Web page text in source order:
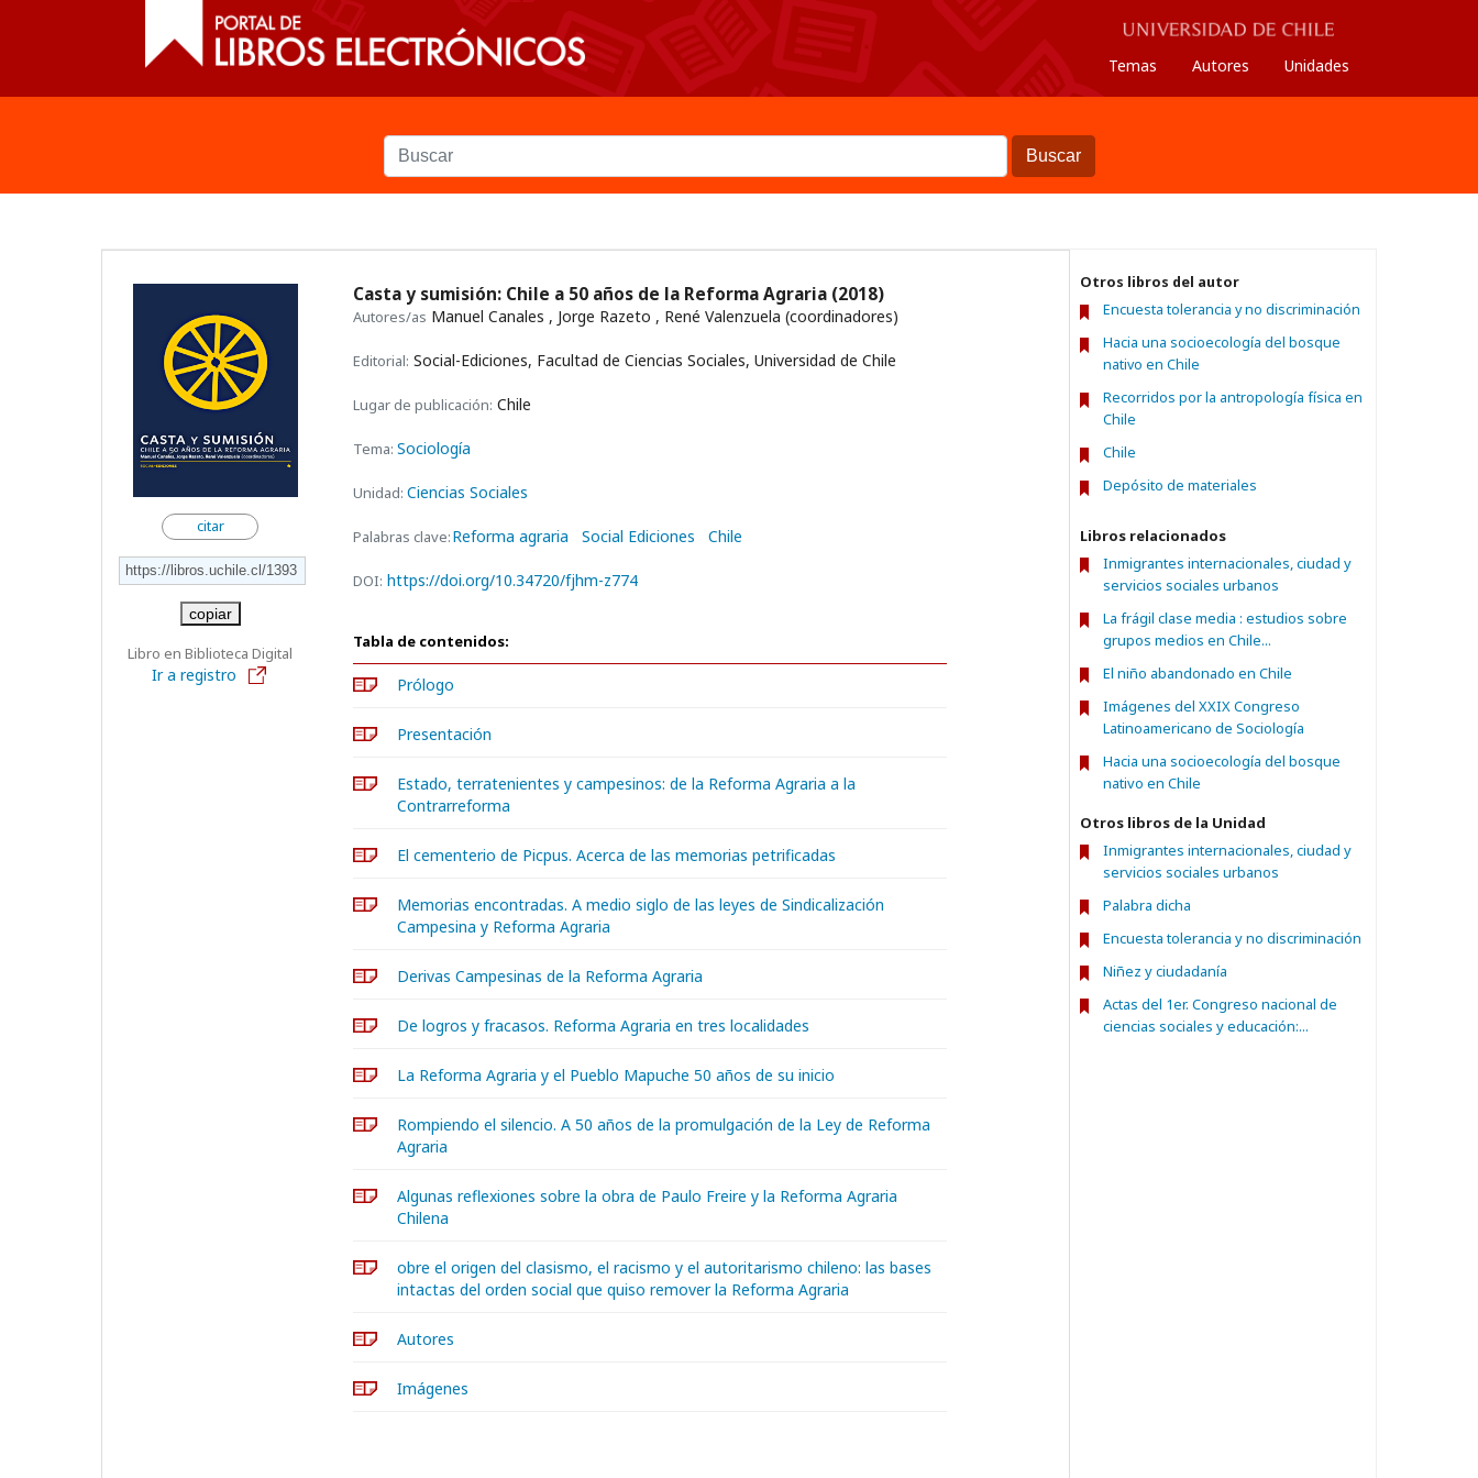
Temas Autores Unidades
Buscar
citar
copiar
Libro en Biblioteca Digital
Ir a registro
Casta y sumisión: Chile a 50 años de la Reforma Agraria (2018)
Autores/as Manuel Canales , Jorge Razeto , René Valenzuela (coordinadores)
Editorial: Social-Ediciones, Facultad de Ciencias Sociales, Universidad de Chile
Lugar de publicación: Chile
Tema: Sociología
Unidad: Ciencias Sociales
Palabras clave:Reforma agraria Social Ediciones Chile
DOI: https://doi.org/10.34720/fjhm-z774
Tabla de contenidos:
Prólogo
Presentación
Estado, terratenientes y campesinos: de la Reforma Agraria a la
Contrarreforma
El cementerio de Picpus. Acerca de las memorias petrificadas
Memorias encontradas. A medio siglo de las leyes de Sindicalización
Campesina y Reforma Agraria
Derivas Campesinas de la Reforma Agraria
De logros y fracasos. Reforma Agraria en tres localidades
La Reforma Agraria y el Pueblo Mapuche 50 años de su inicio
Rompiendo el silencio. A 50 años de la promulgación de la Ley de Reforma
Agraria
Algunas reflexiones sobre la obra de Paulo Freire y la Reforma Agraria
Chilena
obre el origen del clasismo, el racismo y el autoritarismo chileno: las bases
intactas del orden social que quiso remover la Reforma Agraria
Autores
Imágenes
Otros libros del autor
Encuesta tolerancia y no discriminación
Hacia una socioecología del bosque
nativo en Chile
Recorridos por la antropología física en
Chile
Chile
Depósito de materiales
Libros relacionados
Inmigrantes internacionales, ciudad y
servicios sociales urbanos
La frágil clase media : estudios sobre
grupos medios en Chile...
El niño abandonado en Chile
Imágenes del XXIX Congreso
Latinoamericano de Sociología
Hacia una socioecología del bosque
nativo en Chile
Otros libros de la Unidad
Inmigrantes internacionales, ciudad y
servicios sociales urbanos
Palabra dicha
Encuesta tolerancia y no discriminación
Niñez y ciudadanía
Actas del 1er. Congreso nacional de
ciencias sociales y educación:...